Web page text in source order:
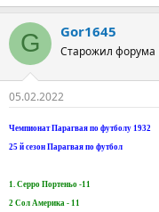
G Gor1645
Старожил форума
05.02.2022
Чемпионат Парагвая по футболу 1932
25 й сезон Парагвая по футбол
1. Серро Портеньо -11
2 Сол Америка - 11